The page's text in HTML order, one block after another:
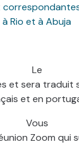
à Rio et à Abuja
Le
et sera traduit
et en
Vous
Zoom qui